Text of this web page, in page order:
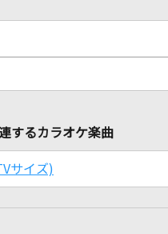
するカラオケ楽曲
サイズ)